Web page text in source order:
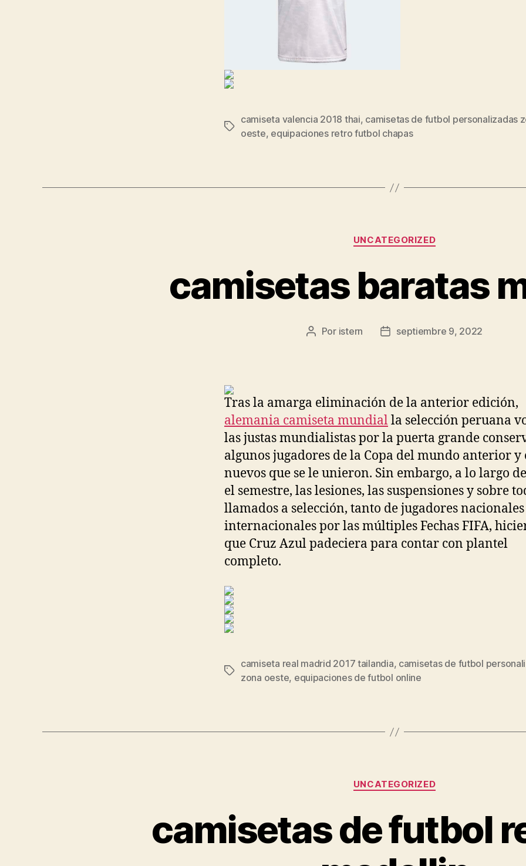
Etiquetas
camiseta valencia 2018 thai, camisetas de futbol personalizadas
oeste, equipaciones retro futbol chapas
Categorías
UNCATEGORIZED
camisetas baratas
Autor
Por istern
Fechaseptiembre 9, 2022
Tras la amarga eliminación de la anterior edición,
alemania camiseta mundialla selección peruana
las justas mundialistas por la puerta grande
algunos jugadores de la Copa del mundo anterior y
nuevos que se le unieron. Sin embargo, a lo largo
el semestre, las lesiones, las suspensiones y sobre
llamados a selección, tanto de jugadores
internacionales por las múltiples Fechas FIFA,
que Cruz Azul padeciera para contar con plantel
completo.
Etiquetas
camiseta real madrid 2017 tailandia, camisetas de futbol
zona oeste, equipaciones de futbol online
Categorías
UNCATEGORIZED
camisetas de futbol